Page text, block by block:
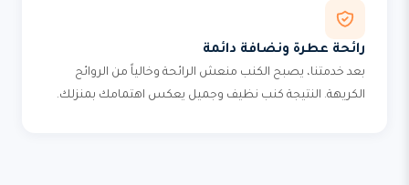
رائحة عطرة ونضافة دائمة
بعد خدمتنا، يصبح الكنب منعش الرائحة وخالياً من الروائح
الكريهة. النتيجة كنب نظيف وجميل يعكس اهتمامك بمنزلك.